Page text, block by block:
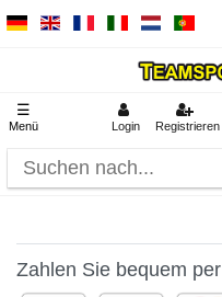
☰
Menü Login Registrieren
Zahlen Sie bequem per